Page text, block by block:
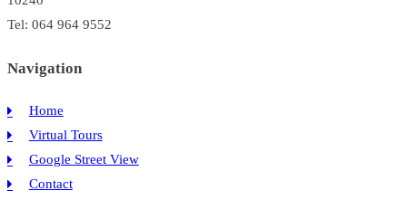
Tel: 064 964 9552
Navigation
Home
Virtual Tours
Google Street View
Contact